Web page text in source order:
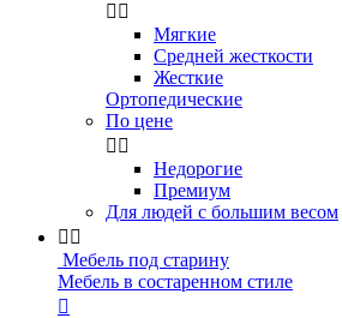
 
Мягкие
Средней жесткости
Жесткие
Ортопедические
По цене
 
Недорогие
Премиум
Для людей с большим весом
 
Мебель под старину
Мебель в состаренном стиле
